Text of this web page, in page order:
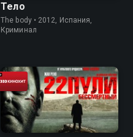
Тело
The body • 2012, Испания,
Криминал